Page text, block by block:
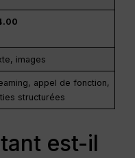
images
appel de fonction,
structurées
est-il